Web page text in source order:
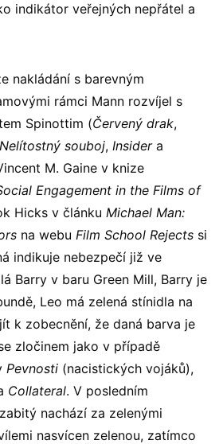
indikátor veřejných nepřátel a
nakládání s barevným
rámci Mann rozvíjel s
Spinottim (Červený drak,
Nelítostný souboj, Insidera
M. Gaine v knize
Engagement in the Films of
Hicks v článku Michael Man:
na webu Film School Rejects si
indikuje nebezpečí již ve
Barry v baru Green Mill, Barry je
Leo má zelená stínidla na
k zobecnění, že daná barva je
zločinem jako v případě
Pevnosti (nacistických vojáků),
Collateral. V posledním
nachází za zelenými
nasvícen zelenou, zatímco